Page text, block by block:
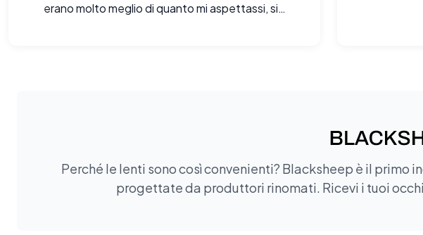
erano molto meglio di quanto mi aspettassi, sia
Perché le lenti sono così convenienti? Blacksheep è il
progettate da produttori rinomati. Ricevi i tuoi